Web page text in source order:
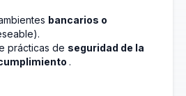
bancarios o
prácticas de seguridad de la
.